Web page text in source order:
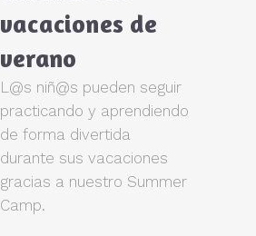
vacaciones de
verano
L@s niñ@s pueden seguir
practicando y aprendiendo
de forma divertida
durante sus vacaciones
gracias a nuestro Summer
Camp.